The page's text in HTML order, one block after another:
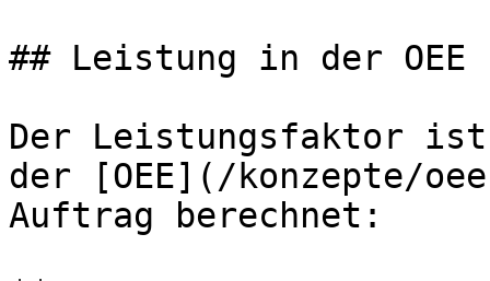
## Leistung in der OEE
Der Leistungsfaktor ist
der [OEE](/konzepte/
Auftrag berechnet: